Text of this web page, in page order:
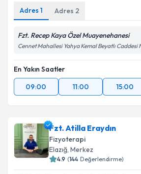
Adres 1 Adres 2
Fzt. Recep Kaya Özel Muayenehanesi
Cennet Mahallesi Yahya Kemal Beyatlı Caddesi
En Yakın Saatler
09:00
11:00 15:00
Fzt. Atilla Eraydın
Fizyoterapi
Elazığ, Merkez
4.9 (144 Değerlendirme)